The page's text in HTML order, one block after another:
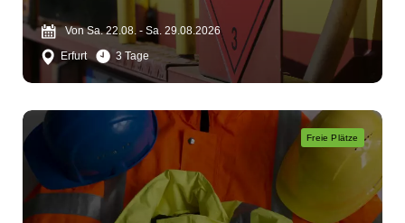
Von Sa. 22.08. - Sa. 29.08.2026
Erfurt
3 Tage
Freie Plätze